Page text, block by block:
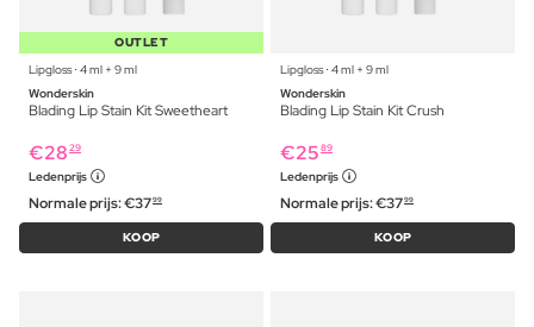
OUTLET
Lipgloss ⋅ 4 ml + 9 ml
Wonderskin
Blading Lip Stain Kit Sweetheart
€28 29
Ledenprijs
Normale prijs:€3799
KOOP
Lipgloss ⋅ 4 ml + 9 ml
Wonderskin
Blading Lip Stain Kit Crush
€25 89
Ledenprijs
Normale prijs:€3799
KOOP